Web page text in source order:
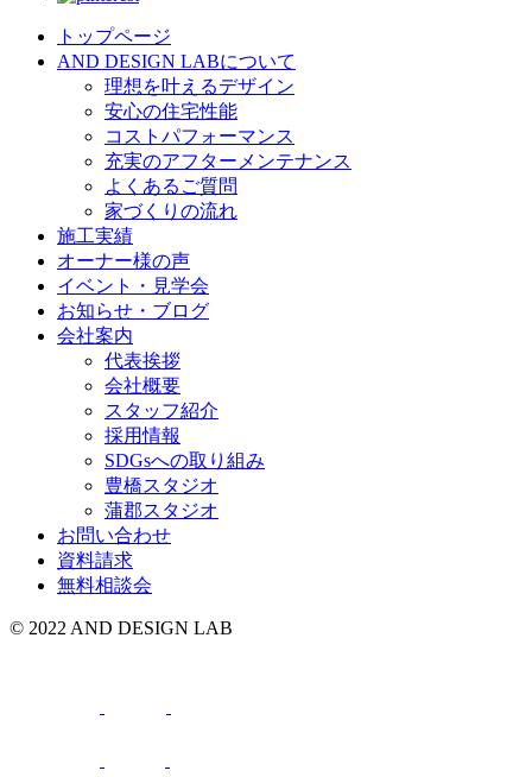
トップページ
AND DESIGN LABについて
理想を叶えるデザイン
安心の住宅性能
コストパフォーマンス
充実のアフターメンテナンス
よくあるご質問
家づくりの流れ
施工実績
オーナー様の声
イベント・見学会
お知らせ・ブログ
会社案内
代表挨拶
会社概要
スタッフ紹介
採用情報
SDGsへの取り組み
豊橋スタジオ
蒲郡スタジオ
お問い合わせ
資料請求
無料相談会
© 2022 AND DESIGN LAB